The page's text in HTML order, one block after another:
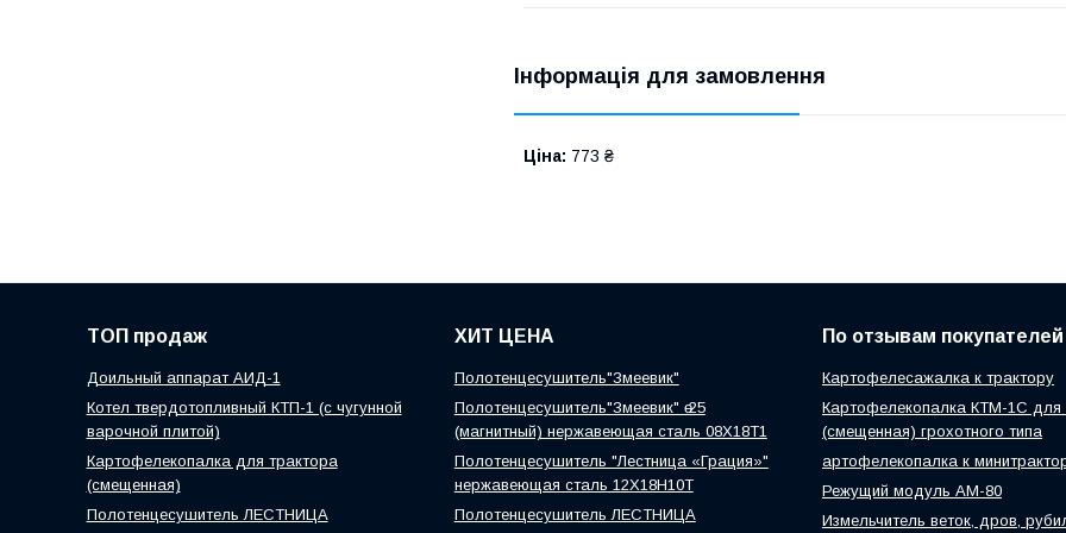
Інформація для замовлення
Ціна: 773 ₴
ТОП продаж
Доильный аппарат АИД-1
Котел твердотопливный КТП-1 (с чугунной
варочной плитой)
Картофелекопалка для трактора
(смещенная)
Полотенцесушитель ЛЕСТНИЦА
ХИТ ЦЕНА
Полотенцесушитель"Змеевик"
Полотенцесушитель"Змеевик" ө 25
(магнитный) нержавеющая сталь 08Х18Т1
Полотенцесушитель "Лестница «Грация»"
нержавеющая сталь 12Х18Н10Т
Полотенцесушитель ЛЕСТНИЦА
По отзывам покупателей
Картофелесажалка к трактору
Картофелекопалка КТМ-1С для
(смещенная) грохотного типа
артофелекопалка к
Режущий модуль АМ-80
Измельчитель веток, дров,